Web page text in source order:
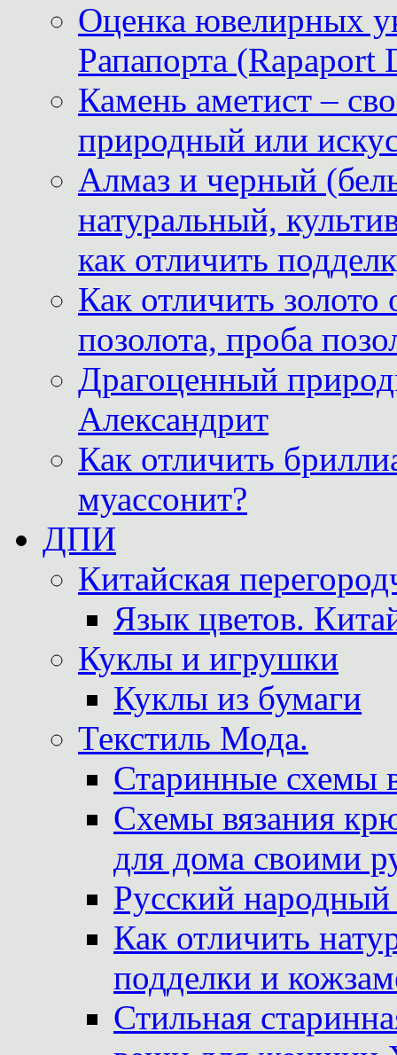
Оценка ювелирных
Рапапорта (Rapaport
Камень аметист –
природный или
Алмаз и черный
натуральный,
как отличить
Как отличить
позолота, проба
Драгоценный
Александрит
Как отличить
муассонит?
ДПИ
Китайская
Язык цветов.
Куклы и игрушки
Куклы из бумаги
Текстиль Мода.
Старинные схемы
Схемы вязания
для дома своими
Русский
Как отличить
подделки и
Стильная